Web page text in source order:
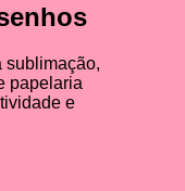
sublimação,
papelaria
e